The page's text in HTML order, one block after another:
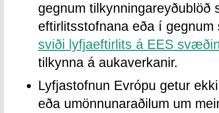
gegnum tilkynningareyðublöð
eftirlitsstofnana eða í
sviði lyfjaeftirlits á EES
tilkynna á aukaverkanir.
Lyfjastofnun Evrópu getur
eða umönnunaraðilum um